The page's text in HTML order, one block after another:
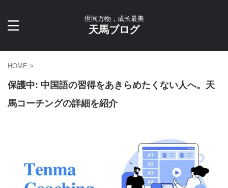
世间万物，成长最美
天馬ブログ
HOME >
保護中: 中国語の習得をあきらめたくない人へ。天
馬コーチングの詳細を紹介